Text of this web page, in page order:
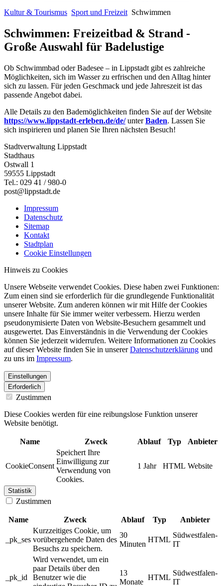
Kultur & Tourismus Sport und Freizeit Schwimmen
Schwimmen: Freizeitbad & Strand -
Große Auswahl für Badelustige
Ob Schwimmbad oder Badesee – in Lippstadt gibt es zahlreiche
Möglichkeiten, sich im Wasser zu erfrischen und den Alltag hinter
sich zu lassen. Für jeden Geschmack und jede Jahreszeit ist das
passende Angebot dabei.
Alle Details zu den Bademöglichkeiten finden Sie auf der Website
https://www.lippstadt-erleben.de/de/unterBaden. Lassen Sie
sich inspirieren und planen Sie Ihren nächsten Besuch!
Stadtverwaltung Lippstadt
Stadthaus
Ostwall 1
59555 Lippstadt
Tel.: 029 41 / 980-0
post@lippstadt.de
Impressum
Datenschutz
Sitemap
Kontakt
Stadtplan
Cookie Einstellungen
Hinweis zu Cookies
Unsere Webseite verwendet Cookies. Diese haben zwei Funktionen:
Zum einen sind sie erforderlich für die grundlegende Funktionalität
unserer Website. Zum anderen können wir mit Hilfe der Cookies
unsere Inhalte für Sie immer weiter verbessern. Hierzu werden
pseudonymisierte Daten von Website-Besuchern gesammelt und
ausgewertet. Das Einverständnis in die Verwendung der Cookies
können Sie jederzeit widerrufen. Weitere Informationen zu Cookies
auf dieser Website finden Sie in unsererDatenschutzerklärung und
zu uns im Impressum.
Einstellungen
Erforderlich
Zustimmen
Diese Cookies werden für eine reibungslose Funktion unserer
Website benötigt.
Name Zweck Ablauf Typ Anbieter
CookieConsent
Speichert Ihre
Einwilligung zur
Verwendung von
Cookies.
1 Jahr HTML Website
Statistik
Zustimmen
Name Zweck Ablauf Typ Anbieter
_pk_ses
Kurzzeitiges Cookie, um
vorübergehende Daten des
Besuchs zu speichern.
30
Minuten
HTML
Südwestfalen-
IT
_pk_id
Wird verwendet, um ein
paar Details über den
Benutzer wie die
13
Monate
HTML
Südwestfalen-
IT